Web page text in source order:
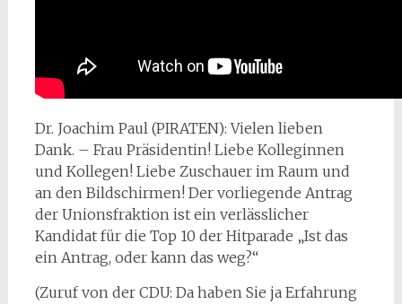
Dr. Joachim Paul (PIRATEN): Vielen lieben
Dank. – Frau Präsidentin! Liebe Kolleginnen
und Kollegen! Liebe Zuschauer im Raum und
an den Bildschirmen! Der vorliegende Antrag
der Unionsfraktion ist ein verlässlicher
Kandidat für die Top 10 der Hitparade „Ist das
ein Antrag, oder kann das weg?“
(Zuruf von der CDU: Da haben Sie ja Erfahrung